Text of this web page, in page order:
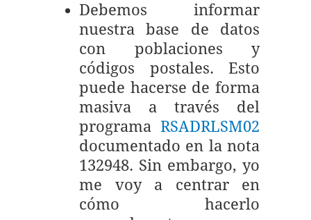
Debemos informar
nuestra base de datos
con poblaciones y
códigos postales. Esto
puede hacerse de forma
masiva a través del
programa RSADRLSM02
documentado en la nota
132948. Sin embargo, yo
me voy a centrar en
cómo hacerlo